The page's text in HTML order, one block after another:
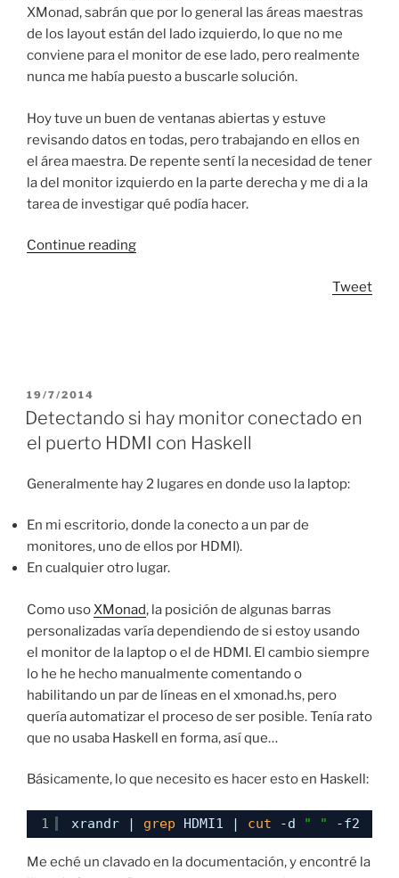
XMonad, sabrán que por lo general las áreas maestras
de los layout están del lado izquierdo, lo que no me
conviene para el monitor de ese lado, pero realmente
nunca me había puesto a buscarle solución.
Hoy tuve un buen de ventanas abiertas y estuve
revisando datos en todas, pero trabajando en ellos en
el área maestra. De repente sentí la necesidad de tener
la del monitor izquierdo en la parte derecha y me di a la
tarea de investigar qué podía hacer.
Continue reading“Reflejar
Tweet
POSTED
ON
19/7/2014
Detectando si hay monitor conectado en
el puerto HDMI con Haskell
Generalmente hay 2 lugares en donde uso la laptop:
En mi escritorio, donde la conecto a un par de
monitores, uno de ellos por HDMI).
En cualquier otro lugar.
Como usoXMonad, la posición de algunas barras
personalizadas varía dependiendo de si estoy usando
el monitor de la laptop o el de HDMI. El cambio siempre
lo he he hecho manualmente comentando o
habilitando un par de líneas en el xmonad.hs, pero
quería automatizar el proceso de ser posible. Tenía rato
que no usaba Haskell en forma, así que…
Básicamente, lo que necesito es hacer esto en Haskell:
1 xrandr | grep HDMI1 | cut -d " " -f2
Me eché un clavado en la documentación, y encontré la